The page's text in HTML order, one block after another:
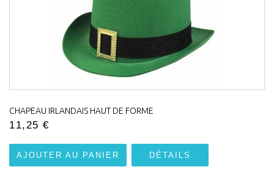
CHAPEAU IRLANDAIS HAUT DE FORME
11,25 €
AJOUTER AU PANIER DÉTAILS